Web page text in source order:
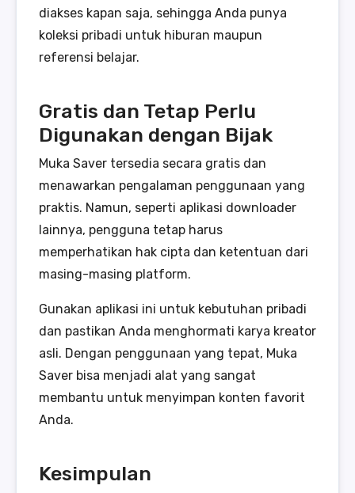
diakses kapan saja, sehingga Anda punya
koleksi pribadi untuk hiburan maupun
referensi belajar.
Gratis dan Tetap Perlu
Digunakan dengan Bijak
Muka Saver tersedia secara gratis dan
menawarkan pengalaman penggunaan yang
praktis. Namun, seperti aplikasi downloader
lainnya, pengguna tetap harus
memperhatikan hak cipta dan ketentuan dari
masing-masing platform.
Gunakan aplikasi ini untuk kebutuhan pribadi
dan pastikan Anda menghormati karya kreator
asli. Dengan penggunaan yang tepat, Muka
Saver bisa menjadi alat yang sangat
membantu untuk menyimpan konten favorit
Anda.
Kesimpulan